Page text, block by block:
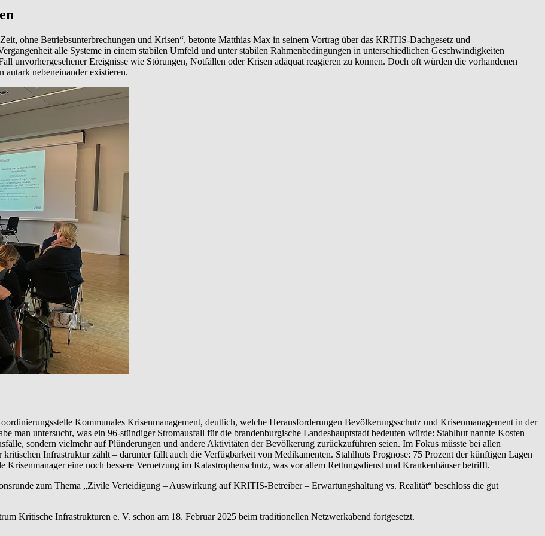
ohne Betriebsunterbrechungen und Krisen“, betonte Matthias Max in seinem Vortrag über das KRITIS-Dachgesetz und
alle Systeme in einem stabilen Umfeld und unter stabilen Rahmenbedingungen in unterschiedlichen Geschwindigkeiten
unvorhergesehener Ereignisse wie Störungen, Notfällen oder Krisen adäquat reagieren zu können. Doch oft würden die vorhandenen
autark nebeneinander existieren.
Kommunales Krisenmanagement, deutlich, welche Herausforderungen Bevölkerungsschutz und Krisenmanagement in der
man untersucht, was ein 96-stündiger Stromausfall für die brandenburgische Landeshauptstadt bedeuten würde: Stahlhut nannte Kosten
sondern vielmehr auf Plünderungen und andere Aktivitäten der Bevölkerung zurückzuführen seien. Im Fokus müsste bei allen
Infrastruktur zählt – darunter fällt auch die Verfügbarkeit von Medikamenten. Stahlhuts Prognose: 75 Prozent der künftigen Lagen
eine noch bessere Vernetzung im Katastrophenschutz, was vor allem Rettungsdienst und Krankenhäuser betrifft.
zum Thema „Zivile Verteidigung – Auswirkung auf KRITIS-Betreiber – Erwartungshaltung vs. Realität“ beschloss die gut
Kritische Infrastrukturen e. V. schon am 18. Februar 2025 beim traditionellen Netzwerkabend fortgesetzt.